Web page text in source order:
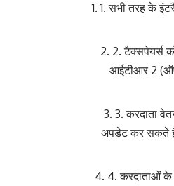
1. सभी तरह के
2. टैक्सपेयर्स
आईटीआर 2
3. करदाता
अपडेट कर सकते
4. करदाताओं के